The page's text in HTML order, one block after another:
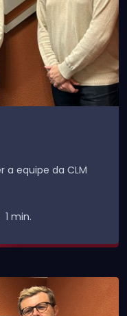
a equipe da CLM
1 min.